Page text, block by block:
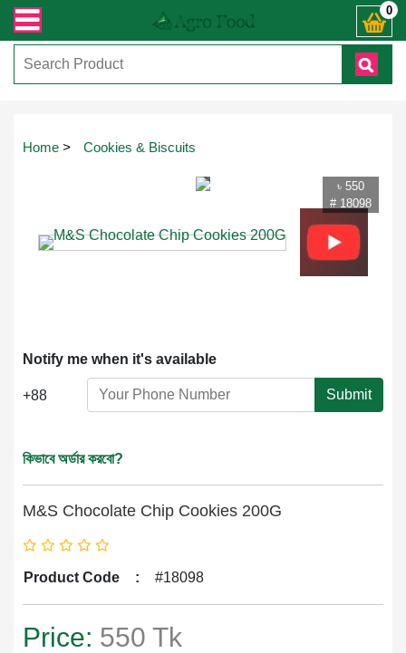
IMO + Whatsapp ) +8801972277444। সহজে অর্ডার করতে প্রোডাক্ট পেজে 0
Home > Cookies & Biscuits
৳ 550
# 18098
Notify me when it's available
+88 Submit
কিভাবে অর্ডার করবো?
M&S Chocolate Chip Cookies 200G
Product Code : #18098
Price: 550 Tk